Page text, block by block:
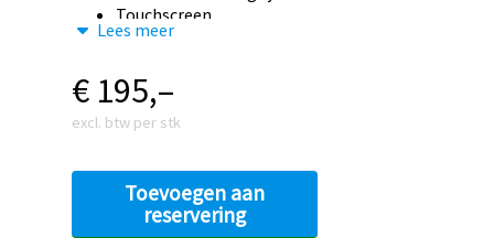
Touchscreen
Resolutie: 4K UHD (2160p) 3840 x 2160
Kijkhoek: 178°
Gewicht: 35 kg
Hoogte: 77 cm
Aansluitingen
3 x HDMI
Lees meer
€ 195,–
excl. btw per stk
Toevoegen aan
reservering